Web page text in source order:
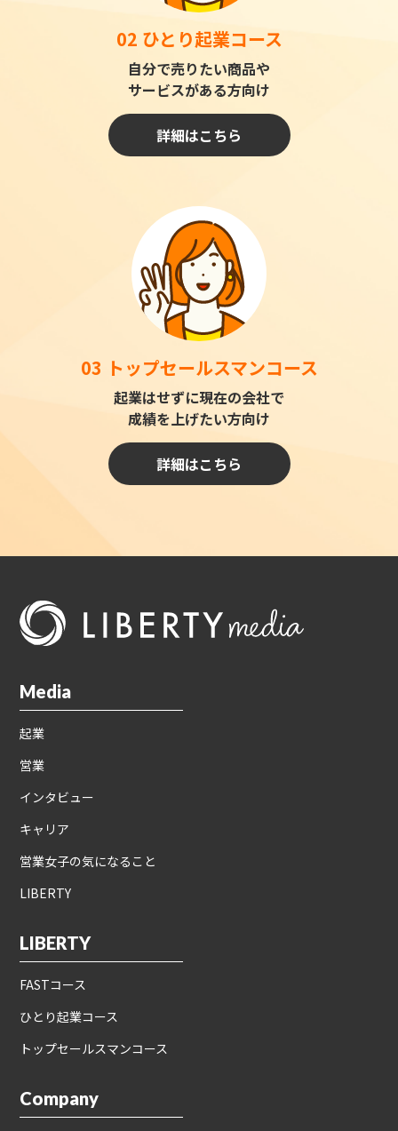
02 ひとり起業コース
自分で売りたい商品や
サービスがある方向け
詳細はこちら
03 トップセールスマンコース
起業はせずに現在の会社で
成績を上げたい方向け
詳細はこちら
Media
起業
営業
インタビュー
キャリア
営業女子の気になること
LIBERTY
LIBERTY
FASTコース
ひとり起業コース
トップセールスマンコース
Company